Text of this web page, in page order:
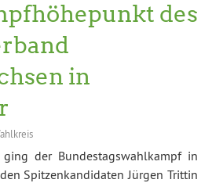
des
in
ging der Bundestagswahlkampf in
Spitzenkandidaten Jürgen Trittin